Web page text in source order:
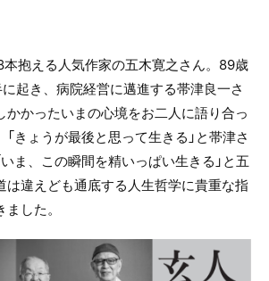
抱える人気作家の五木寛之さん。89歳
起き、病院経営に邁進する帯津良一さ
かかったいまの心境をお二人に語り合っ
きょうが最後と思って生きる」と帯津さ
ま、この瞬間を精いっぱい生きる」と五
は違えども通底する人生哲学に貴重な指
した。